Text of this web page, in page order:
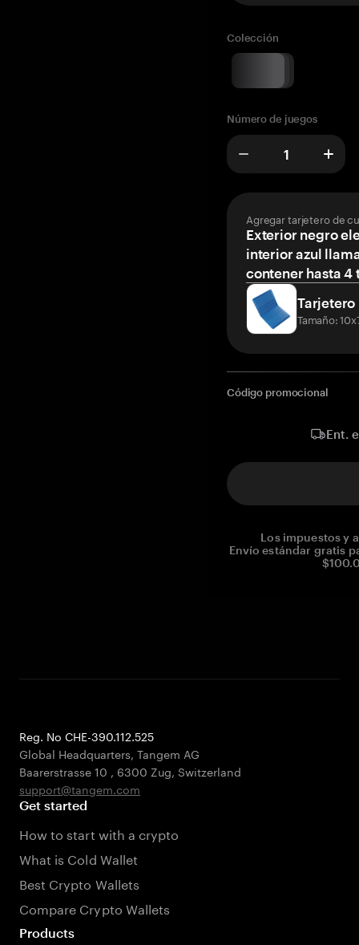
Colección
Número de juegos
Agregar tarjetero de
Exterior negro
interior azul
contener hasta 4
Tarjetero
Tamaño:
Código promocional
Ent.
Los impuestos y
Envío estándar gratis
Reg. No CHE-390.112.525
Global Headquarters, Tangem AG
Baarerstrasse 10 , 6300 Zug, Switzerland
support@tangem.com
Get started
How to start with a crypto
What is Cold Wallet
Best Crypto Wallets
Compare Crypto Wallets
Products